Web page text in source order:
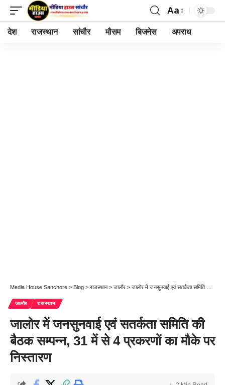
Font
Resizer
Aa
देश राजस्थान सांचौर मौसम बिजनेस अपराध
Media House Sanchore > Blog > राजस्थान> जालौर > जालोर में जनसुनवाई एवं सतर्कता समिति की बैठक सम्पन्न, 31 में से 4 प्रकरणों का मौके पर निस्तारण
जालौर राजस्थान
जालोर में जनसुनवाई एवं सतर्कता समिति की
बैठक सम्पन्न, 31 में से 4 प्रकरणों का मौके पर
निस्तारण